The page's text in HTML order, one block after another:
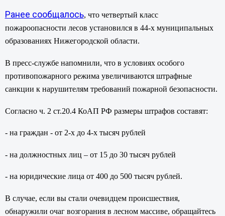
Ранее сообщалось, что четвертый класс
пожароопасности лесов установился в 44-х муниципальных
образованиях Нижегородской области.
В пресс-службе напомнили, что в условиях особого
противопожарного режима увеличиваются штрафные
санкции к нарушителям требований пожарной безопасности.
Согласно ч. 2 ст.20.4 КоАП РФ размеры штрафов составят:
- на граждан - от 2-х до 4-х тысяч рублей
- на должностных лиц – от 15 до 30 тысяч рублей
- на юридические лица от 400 до 500 тысяч рублей.
В случае, если вы стали очевидцем происшествия,
обнаружили очаг возгорания в лесном массиве, обращайтесь